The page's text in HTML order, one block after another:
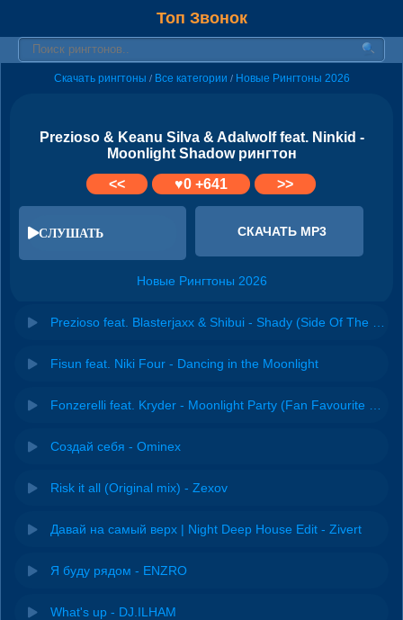
Топ Звонок
Скачать рингтоны / Все категории / Новые Рингтоны 2026
Prezioso & Keanu Silva & Adalwolf feat. Ninkid -
Moonlight Shadow рингтон
<<
♥0+641 >>
СЛУШАТЬ СКАЧАТЬ MP3
Новые Рингтоны 2026
Fisun feat. Niki Four - Dancing in the Moonlight
Создай себя - Ominex
Risk it all (Original mix) - Zexov
Давай на самый верх | Night Deep House Edit - Zivert
Я буду рядом - ENZRO
What's up - DJ.ILHAM